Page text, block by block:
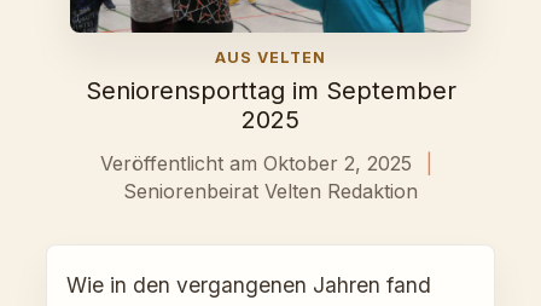
AUS VELTEN
Seniorensporttag im September
2025
Veröffentlicht am Oktober 2, 2025
Seniorenbeirat Velten Redaktion
Wie in den vergangenen Jahren fand